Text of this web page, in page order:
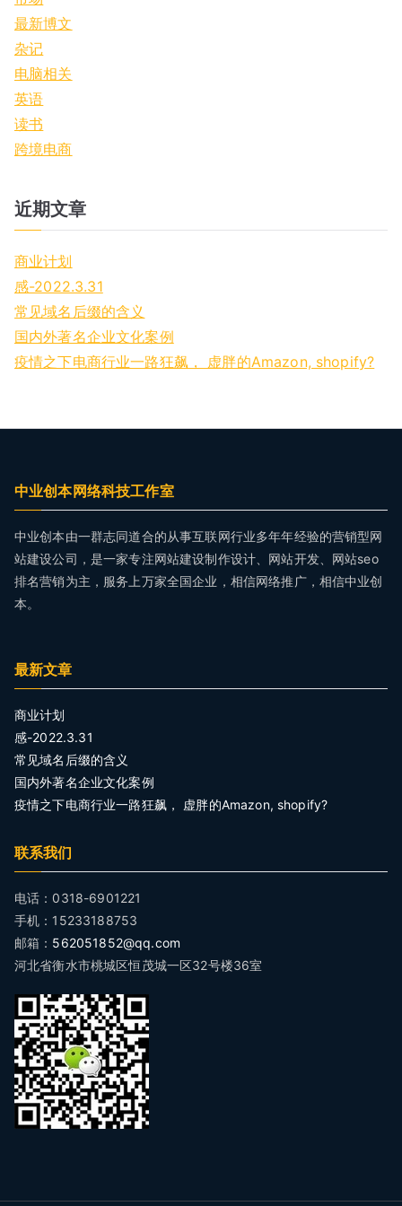
最新博文
杂记
电脑相关
英语
读书
跨境电商
近期文章
商业计划
感-2022.3.31
常见域名后缀的含义
国内外著名企业文化案例
疫情之下电商行业一路狂飙， 虚胖的Amazon, shopify?
中业创本网络科技工作室
中业创本由一群志同道合的从事互联网行业多年年经验的营销型网
站建设公司，是一家专注网站建设制作设计、网站开发、网站seo
排名营销为主，服务上万家全国企业，相信网络推广，相信中业创
本。
最新文章
商业计划
感-2022.3.31
常见域名后缀的含义
国内外著名企业文化案例
疫情之下电商行业一路狂飙， 虚胖的Amazon, shopify?
联系我们
电话：0318-6901221
手机：15233188753
邮箱： 562051852@qq.com
河北省衡水市桃城区恒茂城一区32号楼36室